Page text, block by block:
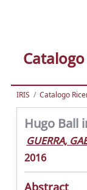
IRIS Catalogo
Hugo Ball
GUERRA,
2016
Abstract